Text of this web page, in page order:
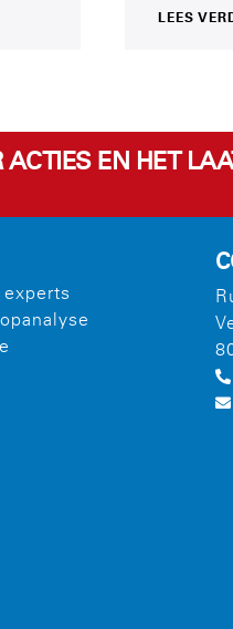
LEES
ACTIES EN HET
experts